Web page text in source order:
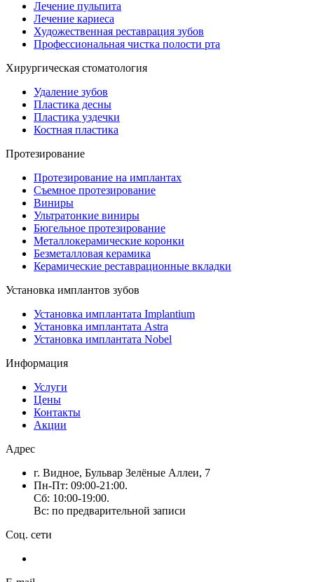
Лечение пульпита
Лечение кариеса
Художественная реставрация зубов
Профессиональная чистка полости рта
Хирургическая стоматология
Удаление зубов
Пластика десны
Пластика уздечки
Костная пластика
Протезирование
Протезирование на имплантах
Съемное протезирование
Виниры
Ультратонкие виниры
Бюгельное протезирование
Металлокерамические коронки
Безметалловая керамика
Керамические реставрационные вкладки
Установка имплантов зубов
Установка имплантата Implantium
Установка имплантата Astra
Установка имплантата Nobel
Информация
Услуги
Цены
Контакты
Акции
Адрес
г. Видное, Бульвар Зелёные Аллеи, 7
Пн-Пт: 09:00-21:00.
Сб: 10:00-19:00.
Вс: по предварительной записи
Соц. сети